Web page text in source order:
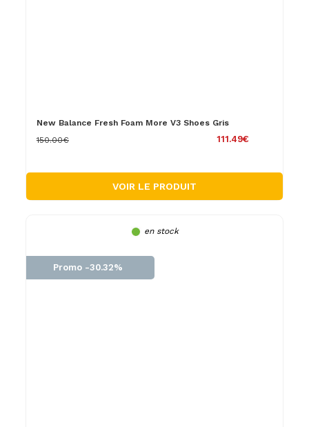
New Balance Fresh Foam More V3 Shoes Gris
111.49€
150.00€
VOIR LE PRODUIT
en stock
Promo -30.32%